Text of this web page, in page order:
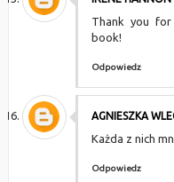
Thank you
book!
Odpowiedz
AGNIESZKA
Każda z nich
Odpowiedz